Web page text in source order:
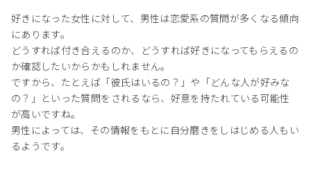
好きになった女性に対して、男性は恋愛系の質問が多くなる傾向
にあります。
どうすれば付き合えるのか、どうすれば好きになってもらえるの
か確認したいからかもしれません。
ですから、たとえば「彼氏はいるの？」や「どんな人が好みな
の？」といった質問をされるなら、好意を持たれている可能性
が高いですね。
男性によっては、その情報をもとに自分磨きをしはじめる人もい
るようです。